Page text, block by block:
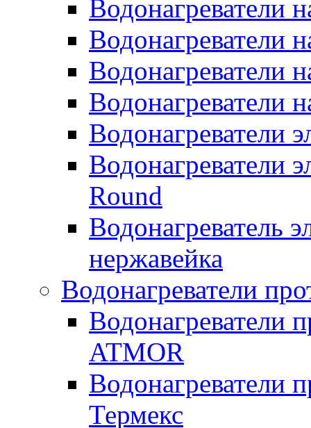
Водонагреватели
Водонагреватели
Водонагреватели
Водонагреватели
Водонагреватели
Водонагреватели
Round
Водонагреватель
нержавейка
Водонагреватели
Водонагреватели
ATMOR
Водонагреватели
Термекс